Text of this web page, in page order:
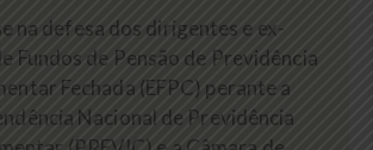
na defesa dos dirigentes e ex-
Fundos de Pensão de Previdência
Fechada (EFPC) perante a
Nacional de Previdência